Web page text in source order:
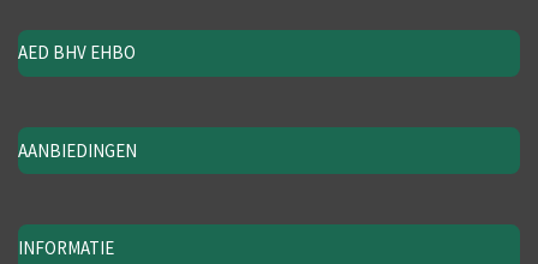
AED BHV EHBO
AANBIEDINGEN
INFORMATIE